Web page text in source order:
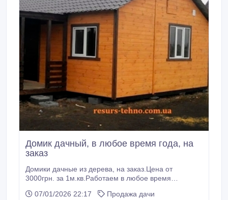
Домик дачный, в любое время года, на
заказ
Домики дачные из дерева, на заказ.Цена от
3000грн. за 1м.кв.Работаем в любое время
фальшбрусом.Утепление минеральной ватой,
07/01/2026 22:17
Продажа дачи